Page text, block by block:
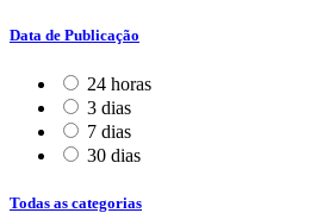
Data de Publicação
24 horas
3 dias
7 dias
30 dias
Todas as categorias